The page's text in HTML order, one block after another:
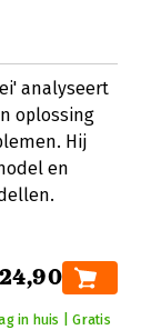
analyseert
oplossing
Hij
en
in huis | Gratis